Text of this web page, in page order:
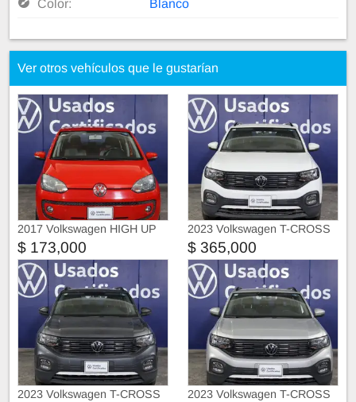
Color: Blanco
Ver otros vehículos que le gustarían
2017 Volkswagen HIGH UP
$ 173,000
2023 Volkswagen T-CROSS
Trendline
$ 365,000
2023 Volkswagen T-CROSS
2023 Volkswagen T-CROSS